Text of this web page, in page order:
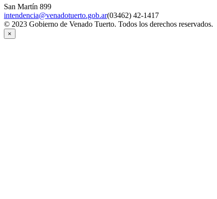
San Martín 899
intendencia@venadotuerto.gob.ar(03462) 42-1417
© 2023 Gobierno de Venado Tuerto. Todos los derechos reservados.
×